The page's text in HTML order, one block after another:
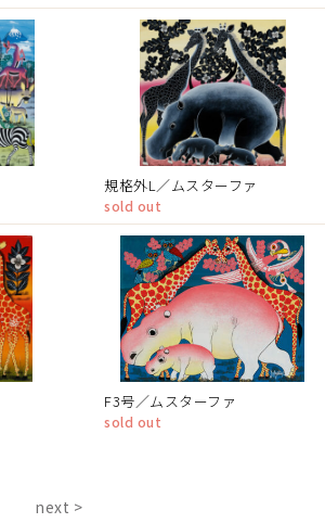
規格外L／ムスターファ
sold out
F3号／ムスターファ
sold out
next >